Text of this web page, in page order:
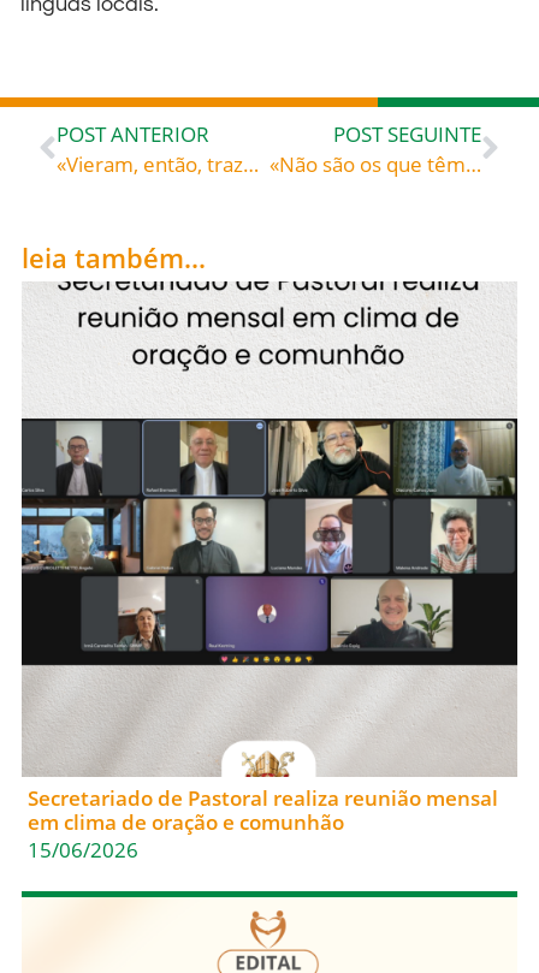
POST ANTERIOR
«Vieram, então, trazer-Lhe um paralítico» – Santo Agostinho (354-430), bispo de Hipona (norte de África), doutor da Igreja
POST SEGUINTE
«Não são os que têm saúde que precisam de médico, mas sim os enfermos» – Santo Ambrósio (c. 340-397), bispo de Milão, doutor da Igreja
leia também...
Secretariado de Pastoral realiza reunião mensal
em clima de oração e comunhão
15/06/2026